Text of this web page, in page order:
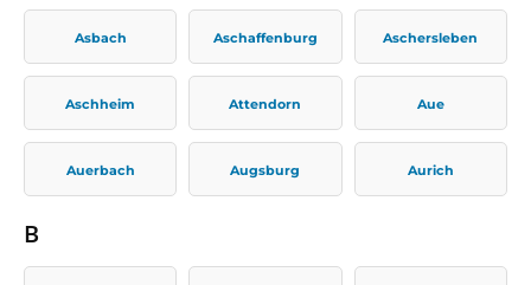
Asbach Aschaffenburg Aschersleben
Aschheim Attendorn Aue
Auerbach Augsburg Aurich
B